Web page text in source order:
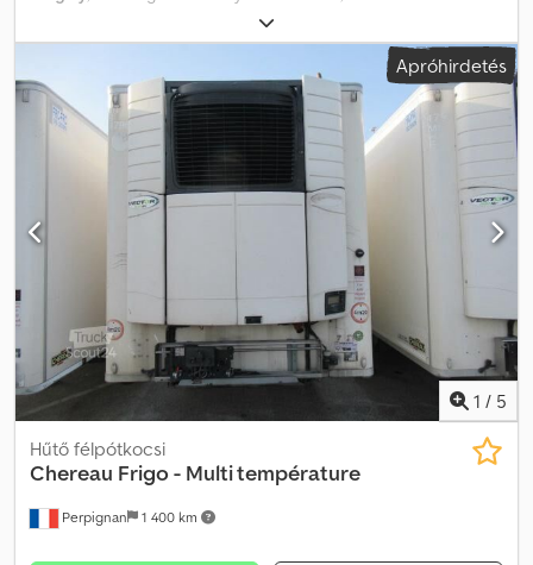
2 450 mm
Gyártási év:2005, Felszereltség:ABS, Minden rendben van
Apróhirdetés
1 / 5
Perpignan 1 400 km
Hűtő félpótkocsi
Chereau Frigo - Multi température